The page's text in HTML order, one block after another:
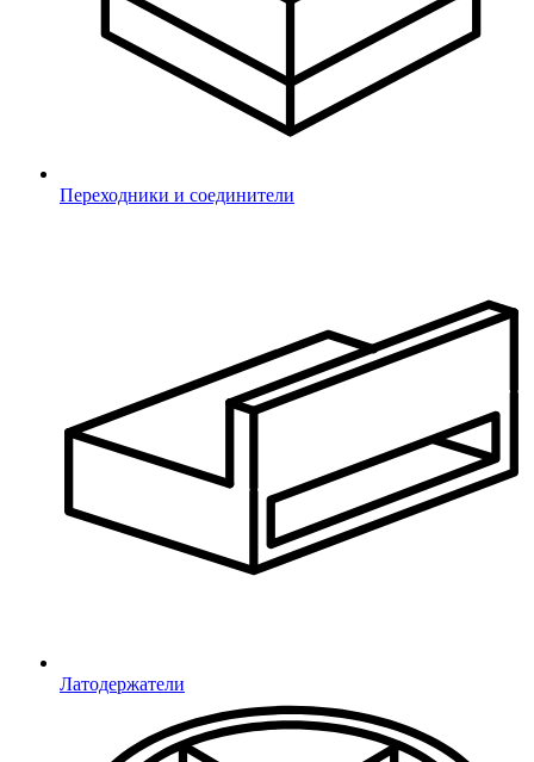
Переходники и соединители
Латодержатели